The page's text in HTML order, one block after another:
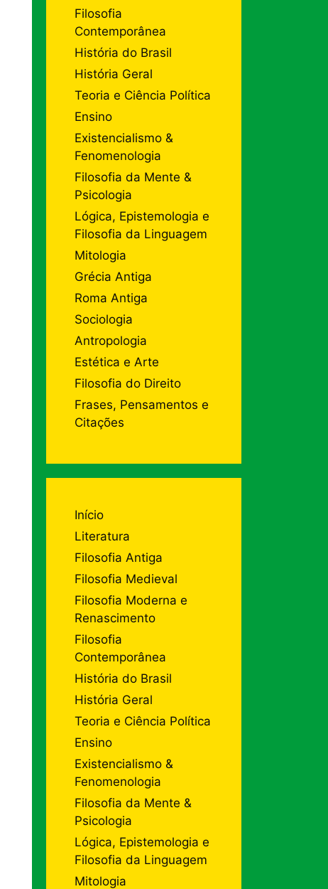
Filosofia
Contemporânea
História do Brasil
História Geral
Teoria e Ciência Política
Ensino
Existencialismo &
Fenomenologia
Filosofia da Mente &
Psicologia
Lógica, Epistemologia e
Filosofia da Linguagem
Mitologia
Grécia Antiga
Roma Antiga
Sociologia
Antropologia
Estética e Arte
Filosofia do Direito
Frases, Pensamentos e
Citações
Início
Literatura
Filosofia Antiga
Filosofia Medieval
Filosofia Moderna e
Renascimento
Filosofia
Contemporânea
História do Brasil
História Geral
Teoria e Ciência Política
Ensino
Existencialismo &
Fenomenologia
Filosofia da Mente &
Psicologia
Lógica, Epistemologia e
Filosofia da Linguagem
Mitologia